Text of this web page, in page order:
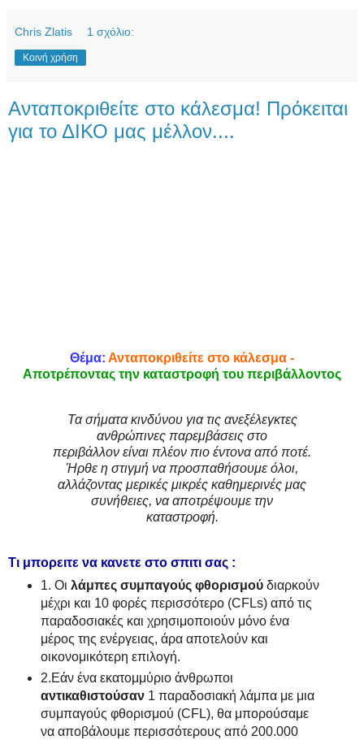
Chris Zlatis 1 σχόλιο:
Κοινή χρήση
Ανταποκριθείτε στο κάλεσμα! Πρόκειται
για το ΔΙΚΟ μας μέλλον....
Θέμα: Ανταποκριθείτε στο κάλεσμα -
Αποτρέποντας την καταστροφή του περιβάλλοντος
Τα σήματα κινδύνου για τις ανεξέλεγκτες
ανθρώπινες παρεμβάσεις στο
περιβάλλον είναι πλέον πιο έντονα από ποτέ.
Ήρθε η στιγμή να προσπαθήσουμε όλοι,
αλλάζοντας μερικές μικρές καθημερινές μας
συνήθειες, να αποτρέψουμε την
καταστροφή.
Τι μπορειτε να κανετε στο σπιτι σας :
1. Οι λάμπες συμπαγούς φθορισμούδιαρκούν
μέχρι και 10 φορές περισσότερο (CFLs) από τις
παραδοσιακές και χρησιμοποιούν μόνο ένα
μέρος της ενέργειας, άρα αποτελούν και
οικονομικότερη επιλογή.
2.Εάν ένα εκατομμύριο άνθρωποι
αντικαθιστούσαν1 παραδοσιακή λάμπα με μια
συμπαγούς φθορισμού (CFL), θα μπορούσαμε
να αποβάλουμε περισσότερους από 200.000